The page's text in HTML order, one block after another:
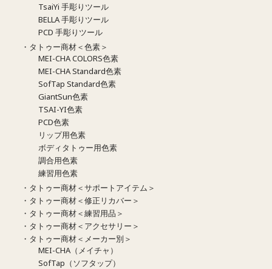
TsaiYi 手彫りツール
BELLA 手彫りツール
PCD 手彫りツール
・タトゥー商材＜色素＞
MEI-CHA COLORS色素
MEI-CHA Standard色素
SofTap Standard色素
GiantSun色素
TSAI-YI色素
PCD色素
リップ用色素
ボディタトゥー用色素
調合用色素
練習用色素
・タトゥー商材＜サポートアイテム＞
・タトゥー商材＜修正リカバー＞
・タトゥー商材＜練習用品＞
・タトゥー商材＜アクセサリー＞
・タトゥー商材＜メーカー別＞
MEI-CHA（メイチャ）
SofTap（ソフタップ）